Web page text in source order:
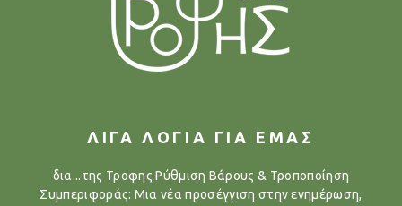
ΛΙΓΑ ΛΟΓΙΑ ΓΙΑ ΕΜΑΣ
δια...της Τροφης Ρύθμιση Βάρους & Τροποποίηση
Συμπεριφοράς: Μια νέα προσέγγιση στην ενημέρωση,